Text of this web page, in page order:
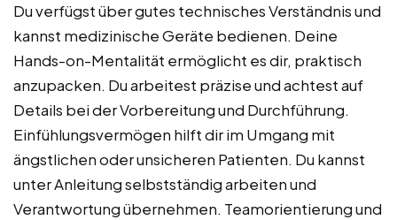
Du verfügst über gutes technisches Verständnis und
kannst medizinische Geräte bedienen. Deine
Hands-on-Mentalität ermöglicht es dir, praktisch
anzupacken. Du arbeitest präzise und achtest auf
Details bei der Vorbereitung und Durchführung.
Einfühlungsvermögen hilft dir im Umgang mit
ängstlichen oder unsicheren Patienten. Du kannst
unter Anleitung selbstständig arbeiten und
Verantwortung übernehmen. Teamorientierung und